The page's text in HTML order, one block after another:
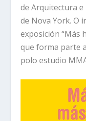
de Arquitectura
de Nova York. O
exposición “Más
que forma parte
polo estudio